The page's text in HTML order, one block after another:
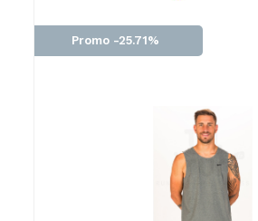
Promo -25.71%